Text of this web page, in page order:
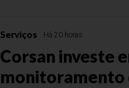
Serviços Há 20 horas
Corsan investe
monitoramento